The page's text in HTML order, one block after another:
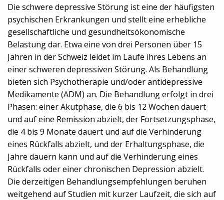
Die schwere depressive Störung ist eine der häufigsten
psychischen Erkrankungen und stellt eine erhebliche
gesellschaftliche und gesundheitsökonomische
Belastung dar. Etwa eine von drei Personen über 15
Jahren in der Schweiz leidet im Laufe ihres Lebens an
einer schweren depressiven Störung. Als Behandlung
bieten sich Psychotherapie und/oder antidepressive
Medikamente (ADM) an. Die Behandlung erfolgt in drei
Phasen: einer Akutphase, die 6 bis 12 Wochen dauert
und auf eine Remission abzielt, der Fortsetzungsphase,
die 4 bis 9 Monate dauert und auf die Verhinderung
eines Rückfalls abzielt, und der Erhaltungsphase, die
Jahre dauern kann und auf die Verhinderung eines
Rückfalls oder einer chronischen Depression abzielt.
Die derzeitigen Behandlungsempfehlungen beruhen
weitgehend auf Studien mit kurzer Laufzeit, die sich auf